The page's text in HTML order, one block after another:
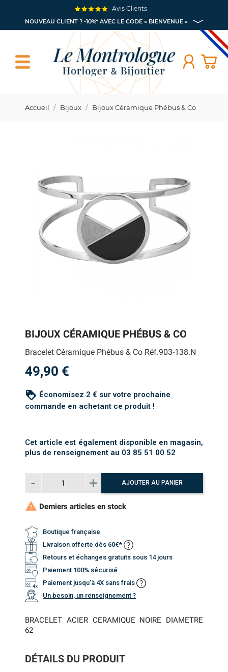
NOUVEAU CLIENT ? -10%* AVEC LE CODE « BIENVENUE »
Avis Clients
Accueil Bijoux Bijoux Céramique Phébus & Co
DÉTAILS DU PRODUIT
BIJOUX CÉRAMIQUE PHÉBUS & CO
Bracelet Céramique Phébus & Co Réf.903-138.N
49,90 €
loyalty Économisez 2 € sur votre prochaine
commande en achetant ce produit !
Cet article est également disponible en magasin,
plus de renseignement au 03 85 51 00 52
AJOUTER AU PANIER
 Derniers articles en stock
Boutique française
Livraison offerte dès 60€*
Retours et échanges gratuits sous 14 jours
Paiement 100% sécurisé
Paiement jusqu'à 4X sans frais
Un besoin, un renseignement ?
BRACELET ACIER CERAMIQUE NOIRE DIAMETRE
62